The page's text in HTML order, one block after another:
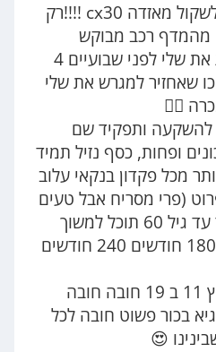
פיגו : ממליץ לך בחום לשקול מאזדה cx30 !!!!רק
היא עפה מהמדף רכב מבוקש
מאוד היית צריך לראות את שלי לפני שבועיים 4
שאחזיר למגרש את שלי
🤷‍♂️
ותפקיד שם
ופחות, כסף נזיל תמיד
מכל פקדון בנקאי עלוב
(פרי מסריח אבל טעים
מתאילנד ) ואם תתמיד עד גיל 60 תוכל למשוך
כקצבה פטורה ממס ל 180 חודשים 240 חודשים
מומלץ : אילה חסון ערוץ 11 ב 19 חובה חובה
בכור פשוט חובה לכל
😍